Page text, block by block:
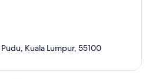
Kuala Lumpur, 55100